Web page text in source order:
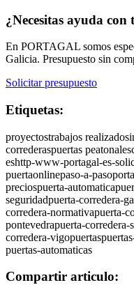
¿Necesitas ayuda
En PORTAGAL somos
Galicia. Presupuesto sin
Solicitar presupuesto
Etiquetas:
proyectostrabajos realizados
correderaspuertas peatonales
eshttp-www-portagal-es-
puertaonlinepaso-a-paso
preciospuerta-automatica
seguridadpuerta-corredera-
corredera-normativapuerta-
pontevedrapuerta-corredera-
corredera-vigopuertas
puertas-automaticas
Compartir articulo: